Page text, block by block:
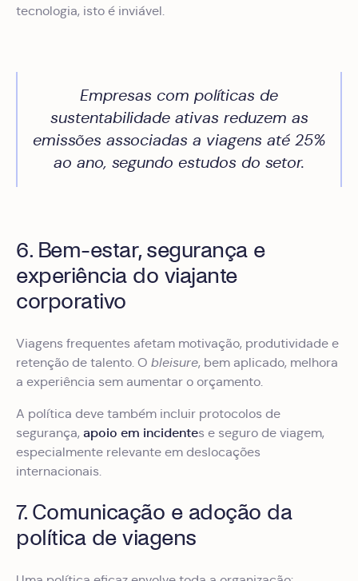
tecnologia, isto é inviável.
Empresas com políticas de
sustentabilidade ativas reduzem as
emissões associadas a viagens até 25%
ao ano, segundo estudos do setor.
6. Bem-estar, segurança e
experiência do viajante
corporativo
Viagens frequentes afetam motivação, produtividade e
retenção de talento. O bleisure, bem aplicado, melhora
a experiência sem aumentar o orçamento.
A política deve também incluir protocolos de
segurança, apoio em incidentes e seguro de viagem,
especialmente relevante em deslocações
internacionais.
7. Comunicação e adoção da
política de viagens